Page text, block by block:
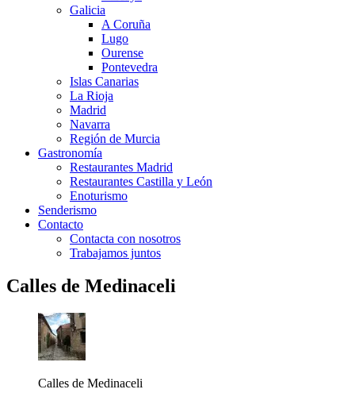
Galicia
A Coruña
Lugo
Ourense
Pontevedra
Islas Canarias
La Rioja
Madrid
Navarra
Región de Murcia
Gastronomía
Restaurantes Madrid
Restaurantes Castilla y León
Enoturismo
Senderismo
Contacto
Contacta con nosotros
Trabajamos juntos
Calles de Medinaceli
Calles de Medinaceli